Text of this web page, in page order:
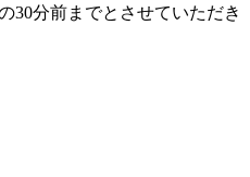
30分前までとさせていただき